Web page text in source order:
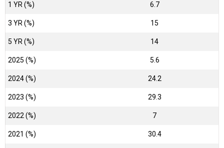
1 YR (%) 6.7
3 YR (%) 15
5 YR (%) 14
2025 (%) 5.6
2024 (%) 24.2
2023 (%) 29.3
2022 (%) 7
2021 (%) 30.4